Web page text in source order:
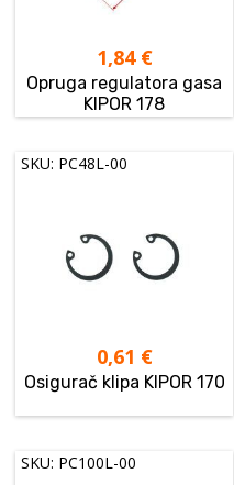
1,84 €
Opruga regulatora gasa
KIPOR 178
SKU: PC48L-00
0,61 €
Osigurač klipa KIPOR 170
SKU: PC100L-00